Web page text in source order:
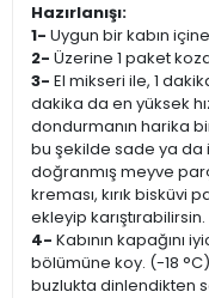
Hazırlanışı:
1- Uygun bir kabın
2- Üzerine 1 paket
3- El mikseri ile, 1
dakika da en yüksek
dondurmanın harika
bu şekilde sade ya da
doğranmış meyve
kreması, kırık bisküvi
ekleyip karıştırabilirsin.
4- Kabının kapağını
bölümüne koy. (-18
buzlukta dinlendikten